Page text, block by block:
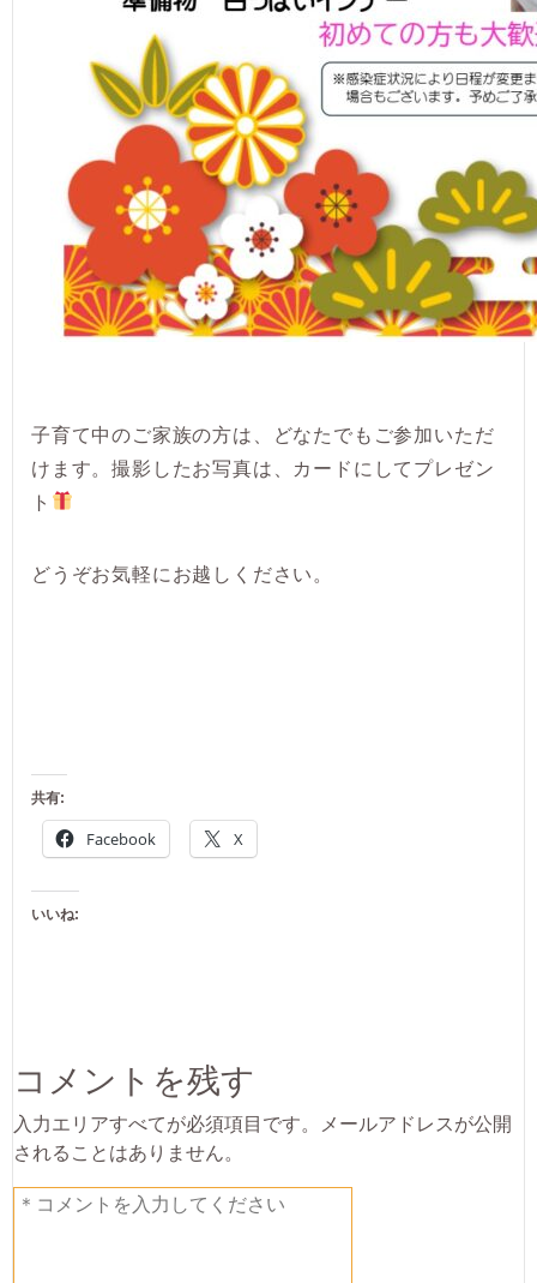
子育て中のご家族の方は、どなたでもご参加いただ
けます。撮影したお写真は、カードにしてプレゼン
ト
どうぞお気軽にお越しください。
共有:
Facebook X
いいね:
コメントを残す
入力エリアすべてが必須項目です。メールアドレスが公開
されることはありません。